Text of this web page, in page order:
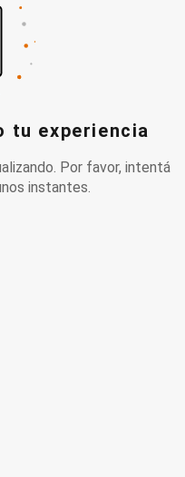
tu experiencia
Por favor, intentá
instantes.